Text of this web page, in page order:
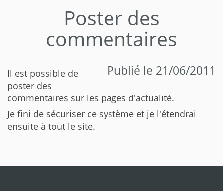
Poster des
commentaires
Publié le 21/06/2011
Il est possible de
poster des
commentaires sur les pages d'actualité.
Je fini de sécuriser ce système et je l'étendrai
ensuite à tout le site.